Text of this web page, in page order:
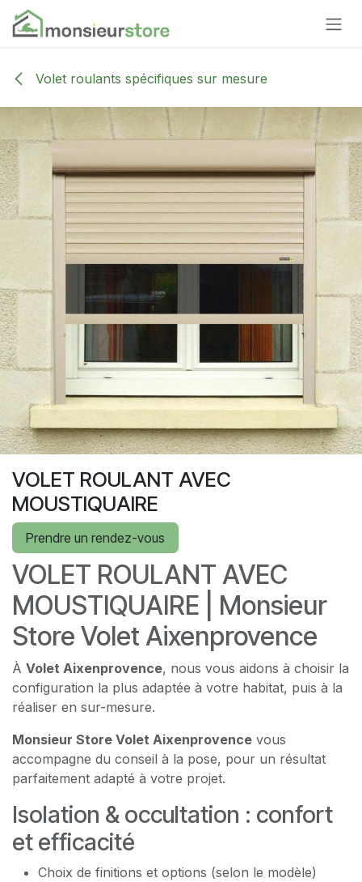
Se rendre au contenu
Volet roulants spécifiques sur mesure
VOLET ROULANT AVEC
MOUSTIQUAIRE
Prendre un rendez-vous
VOLET ROULANT AVEC
MOUSTIQUAIRE | Monsieur
Store Volet Aixenprovence
À Volet Aixenprovence, nous vous aidons à choisir la
configuration la plus adaptée à votre habitat, puis à la
réaliser en sur-mesure.
Monsieur Store Volet Aixenprovence vous
accompagne du conseil à la pose, pour un résultat
parfaitement adapté à votre projet.
Isolation & occultation : confort
et efficacité
Choix de finitions et options (selon le modèle)